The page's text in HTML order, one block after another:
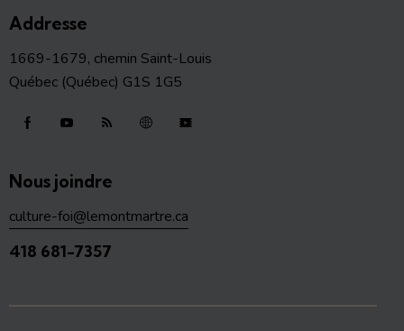
Addresse
1669-1679, chemin Saint-Louis
Québec (Québec) G1S 1G5
Nous joindre
culture-foi@lemontmartre.ca
418 681-7357